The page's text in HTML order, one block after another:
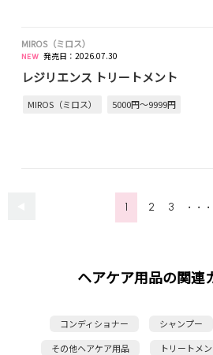
MIROS（ミロス）
発売日：2026.07.30
レジリエンス トリートメント
MIROS（ミロス） 5000円～9999円
1 2 3 ・・・
ヘアケア用品の関連
コンディショナー シャンプー
その他ヘアケア用品
トリートメ